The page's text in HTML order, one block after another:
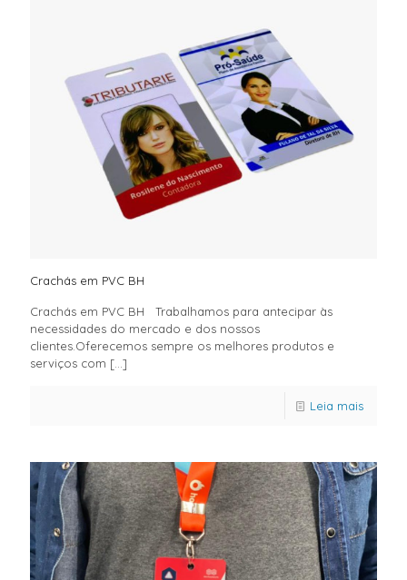
Crachás em PVC BH
Crachás em PVC BH Trabalhamos para antecipar às
necessidades do mercado e dos nossos
clientes.Oferecemos sempre os melhores produtos e
serviços com […]
Leia mais